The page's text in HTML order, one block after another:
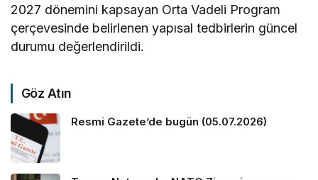
2027 dönemini kapsayan Orta Vadeli Program
çerçevesinde belirlenen yapısal tedbirlerin güncel
durumu değerlendirildi.
Göz Atın
Resmi Gazete’de bugün (05.07.2026)